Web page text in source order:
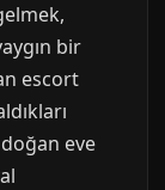
bir
escort
eve